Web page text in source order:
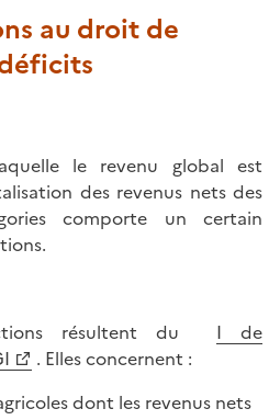
au droit de
le revenu global est
des revenus nets des
comporte un certain
résultent du I de
. Elles concernent :
dont les revenus nets